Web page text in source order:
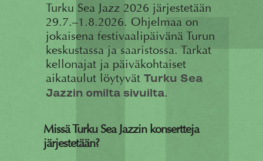
Turku Sea Jazz 2026 järjestetään
29.7.–1.8.2026. Ohjelmaa on
jokaisena festivaalipäivänä Turun
keskustassa ja saaristossa. Tarkat
kellonajat ja päiväkohtaiset
aikataulut löytyvät Turku Sea
Jazzin omilta sivuilta.
Missä Turku Sea Jazzin konsertteja
järjestetään?